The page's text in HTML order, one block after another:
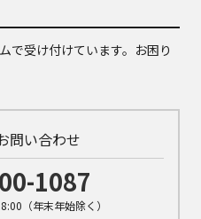
で受け付けています。お困り
問い合わせ
1087
（年末年始除く）